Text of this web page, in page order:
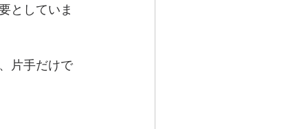
としていま
片手だけで